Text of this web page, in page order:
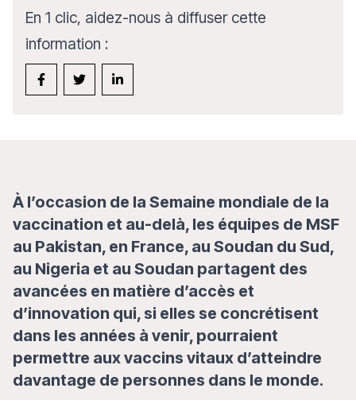
En 1 clic, aidez-nous à diffuser cette
information :
À l’occasion de la Semaine mondiale de la
vaccination et au-delà, les équipes de MSF
au Pakistan, en France, au Soudan du Sud,
au Nigeria et au Soudan partagent des
avancées en matière d’accès et
d’innovation qui, si elles se concrétisent
dans les années à venir, pourraient
permettre aux vaccins vitaux d’atteindre
davantage de personnes dans le monde.